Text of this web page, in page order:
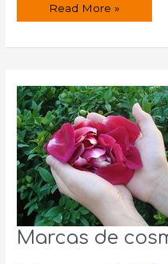
¿Cómo
facial
Read More »
Marcas de